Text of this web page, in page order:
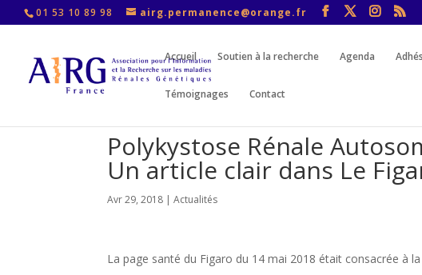
01 53 10 89 98 airg.permanence@orange.fr
Accueil Soutien à la recherche Agenda
Témoignages Contact
Polykystose Rénale
Un article clair dans Le
Avr 29, 2018 |Actualités
La page santé du Figaro du 14 mai 2018 était consacrée à la